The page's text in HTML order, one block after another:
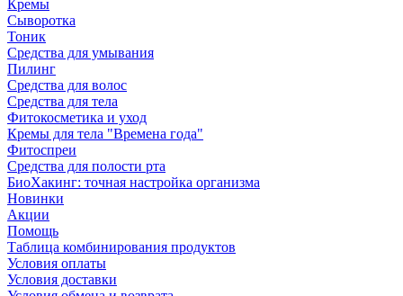
Кремы
Сыворотка
Тоник
Средства для умывания
Пилинг
Средства для волос
Средства для тела
Фитокосметика и уход
Кремы для тела "Времена года"
Фитоспреи
Средства для полости рта
БиоХакинг: точная настройка организма
Новинки
Акции
Помощь
Таблица комбинирования продуктов
Условия оплаты
Условия доставки